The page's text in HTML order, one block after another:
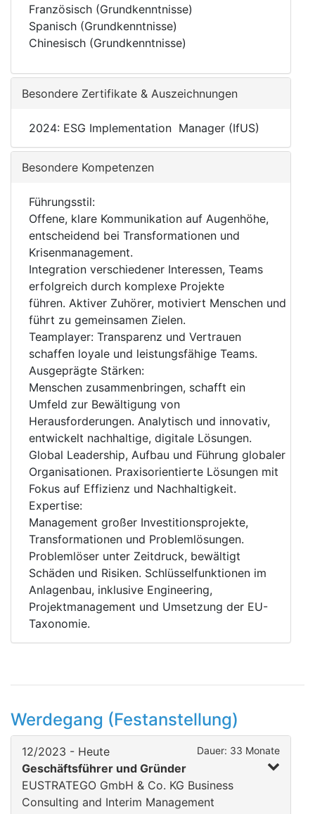
Französisch (Grundkenntnisse)
Spanisch (Grundkenntnisse)
Chinesisch (Grundkenntnisse)
Besondere Zertifikate & Auszeichnungen
2024: ESG Implementation Manager (IfUS)
Besondere Kompetenzen
Führungsstil:
Offene, klare Kommunikation auf Augenhöhe,
entscheidend bei Transformationen und
Krisenmanagement.
Integration verschiedener Interessen, Teams
erfolgreich durch komplexe Projekte
führen. Aktiver Zuhörer, motiviert Menschen und
führt zu gemeinsamen Zielen.
Teamplayer: Transparenz und Vertrauen
schaffen loyale und leistungsfähige Teams.
Ausgeprägte Stärken:
Menschen zusammenbringen, schafft ein
Umfeld zur Bewältigung von
Herausforderungen. Analytisch und innovativ,
entwickelt nachhaltige, digitale Lösungen.
Global Leadership, Aufbau und Führung globaler
Organisationen. Praxisorientierte Lösungen mit
Fokus auf Effizienz und Nachhaltigkeit.
Expertise:
Management großer Investitionsprojekte,
Transformationen und Problemlösungen.
Problemlöser unter Zeitdruck, bewältigt
Schäden und Risiken. Schlüsselfunktionen im
Anlagenbau, inklusive Engineering,
Projektmanagement und Umsetzung der EU-
Taxonomie.
Werdegang (Festanstellung)
12/2023 - Heute Dauer: 33 Monate
Geschäftsführer und Gründer
EUSTRATEGO GmbH & Co. KG Business
Consulting and Interim Management